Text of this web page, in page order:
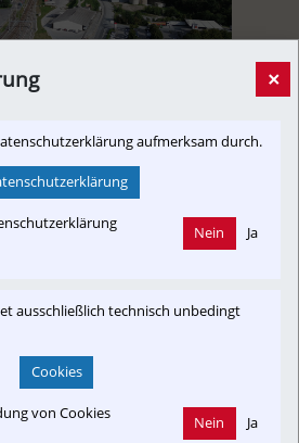
Container-Terminal in Peggau
21. November 2025, 15:25 Uhr
Bahnlogistikfirma Innofreight geht
Alpacem und Intercal stellte man die
×
aufmerksam durch.
Nein Ja
ausschließlich technisch unbedingt
Cookies
von Cookies
Nein Ja